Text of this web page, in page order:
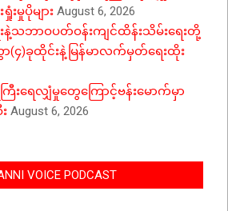
းမှုပိုများ August 6, 2026
သဘာဝပတ်ဝန်းကျင်ထိန်းသိမ်းရေးတို့
ာ(၄)ခုထိုင်းနဲ့မြန်မာလက်မှတ်ရေးထိုး
ြီးရေလျှံမှုတွေကြောင့်ဗန်းမောက်မှာ
August 6, 2026
VOICE PODCAST